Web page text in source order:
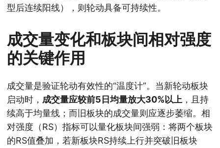
型后连续阳线），则轮动具备可持续性。
成交量变化和板块间相对强度
的关键作用
成交量是验证轮动有效性的“温度计”。当新轮动板块
启动时， 成交量应较前5日均量放大30%以上 ，且持
续高于均量线；而旧板块的成交量则应逐步萎缩。相
对强度（RS）指标可以量化板块间强弱：将两个板块
的RS值叠加，若新板块RS持续上行并突破旧板块